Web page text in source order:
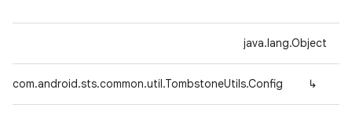
java.lang.Object
↳
com.android.sts.common.util.TombstoneUtils.Config